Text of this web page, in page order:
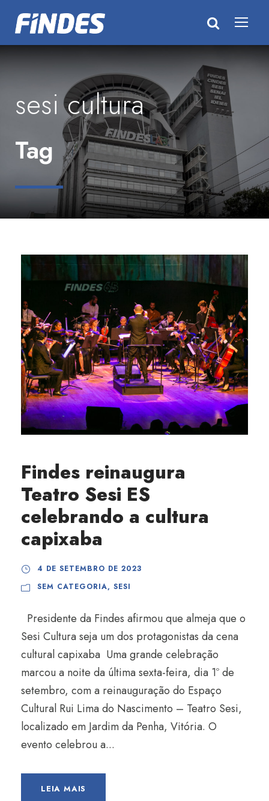
sesi cultura
Tag
Findes reinaugura
Teatro Sesi ES
celebrando a cultura
capixaba
4 DE SETEMBRO DE 2023
SEM CATEGORIA, SESI
Presidente da Findes afirmou que almeja que o
Sesi Cultura seja um dos protagonistas da cena
cultural capixaba Uma grande celebração
marcou a noite da última sexta-feira, dia 1º de
setembro, com a reinauguração do Espaço
Cultural Rui Lima do Nascimento – Teatro Sesi,
localizado em Jardim da Penha, Vitória. O
evento celebrou a...
LEIA MAIS